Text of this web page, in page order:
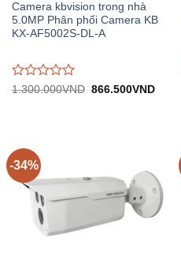
Camera kbvision trong nhà
5.0MP Phân phối Camera KB
KX-AF5002S-DL-A
Được
5
1.300.000VND Giá
866.500VNDGiá
-34%